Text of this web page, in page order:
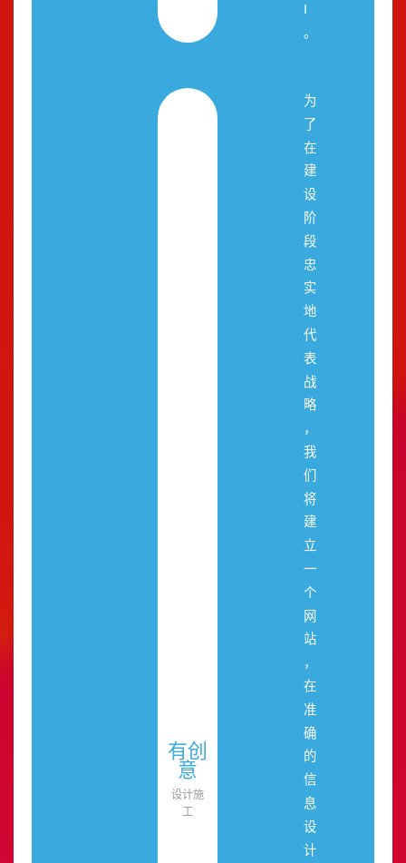
I
。
有创
意
设计施
工
为
了
在
建
设
阶
段
忠
实
地
代
表
战
略
，
我
们
将
建
立
一
个
网
站
，
在
准
确
的
信
息
设
计